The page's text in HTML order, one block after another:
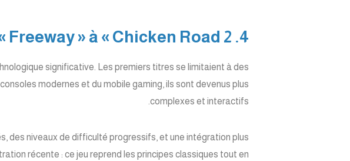
4. La continuité et l’évolution du genre : du « Freeway » à « Chicken Road 2 »
significative. Les premiers titres se limitaient à des
modernes et du mobile gaming, ils sont devenus plus
complexes et interactifs.
des niveaux de difficulté progressifs, et une intégration plus
récente : ce jeu reprend les principes classiques tout en